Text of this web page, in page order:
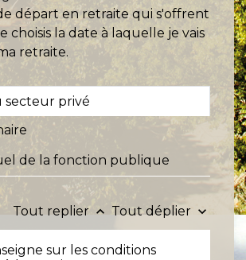
départ en retraite qui s'offrent
choisis la date à laquelle je vais
retraite.
secteur privé
de la fonction publique
Tout replier keyboard_arrow_up Tout déplier keyboard_arrow_down
sur les conditions